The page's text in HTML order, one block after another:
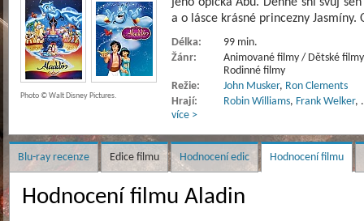
a o lásce krásné princezny Jasmíny.
Délka:
99 min.
Žánr:
Animované filmy / Dětské
Rodinné filmy
Režie:
John Musker, Ron Clements
Hrají:
Robin Williams, Frank Welker,
více >
Photo © Walt Disney Pictures.
Blu-ray recenze Edice filmu Hodnocení edic Hodnocení filmu
Hodnocení filmu Aladin